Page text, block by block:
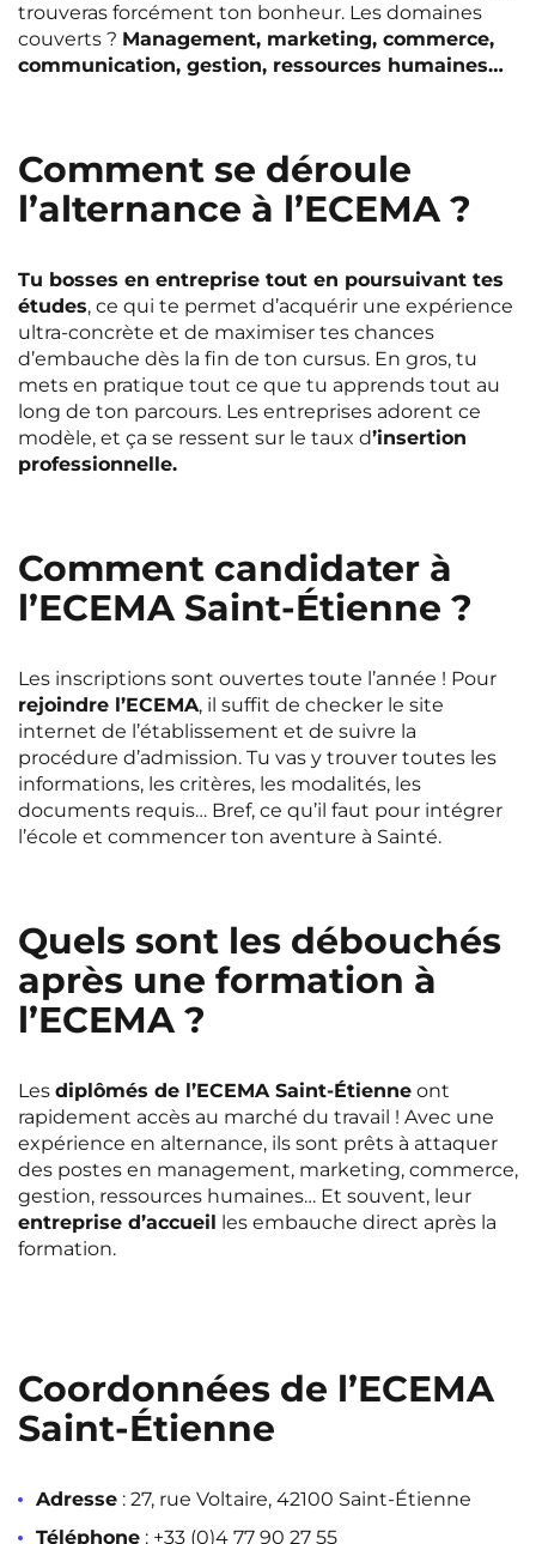
Voir toutes les villes
Saint-Ouen NEW! Strasbourg
Villejuif Villeneuve-d'Ascq
trouveras forcément ton bonheur. Les domaines
couverts ? Management, marketing, commerce,
communication, gestion, ressources humaines…
Comment se déroule
l’alternance à l’ECEMA ?
Tu bosses en entreprise tout en poursuivant tes
études, ce qui te permet d’acquérir une expérience
ultra-concrète et de maximiser tes chances
d’embauche dès la fin de ton cursus. En gros, tu
mets en pratique tout ce que tu apprends tout au
long de ton parcours. Les entreprises adorent ce
modèle, et ça se ressent sur le taux d’insertion
professionnelle.
Comment candidater à
l’ECEMA Saint-Étienne ?
Les inscriptions sont ouvertes toute l’année ! Pour
rejoindre l’ECEMA, il suffit de checker le site
internet de l’établissement et de suivre la
procédure d’admission. Tu vas y trouver toutes les
informations, les critères, les modalités, les
documents requis… Bref, ce qu’il faut pour intégrer
l’école et commencer ton aventure à Sainté.
Quels sont les débouchés
après une formation à
l’ECEMA ?
Les diplômés de l’ECEMA Saint-Étienne ont
rapidement accès au marché du travail ! Avec une
expérience en alternance, ils sont prêts à attaquer
des postes en management, marketing, commerce,
gestion, ressources humaines… Et souvent, leur
entreprise d’accueil les embauche direct après la
formation.
Coordonnées de l’ECEMA
Saint-Étienne
Adresse : 27, rue Voltaire, 42100 Saint-Étienne
Téléphone : +33 (0)4 77 90 27 55